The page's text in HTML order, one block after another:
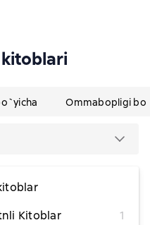
Ommabopligi
Kitoblar
1
dan 17 243,02 soʻm